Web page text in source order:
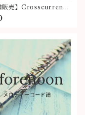
販売】Crosscurrent
譜）